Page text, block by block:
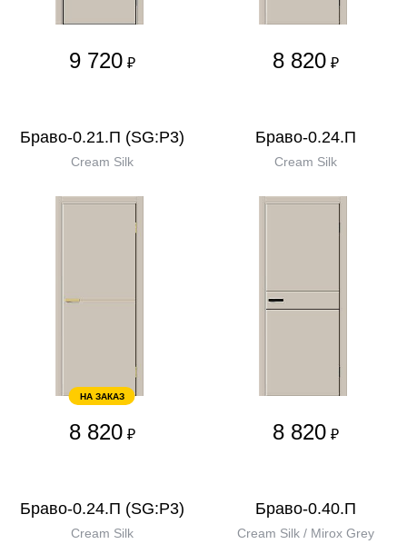
9 720 ₽ 8 820 ₽
Браво-0.21.П (SG:P3)
Cream Silk
НА ЗАКАЗ
8 820 ₽
Браво-0.24.П
Cream Silk
8 820 ₽
Браво-0.24.П (SG:P3)
Cream Silk
Браво-0.40.П
Cream Silk / Mirox Grey